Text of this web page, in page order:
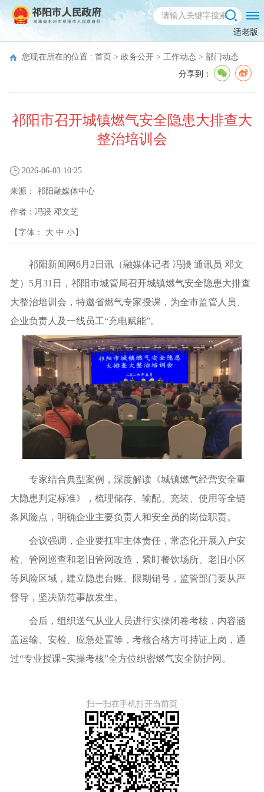
适老版
您现在所在的位置 : 首页 > 政务公开 > 工作动态 > 部门动态
分享到：
祁阳市召开城镇燃气安全隐患大排查大
整治培训会
2026-06-03 10:25
来源： 祁阳融媒体中心
作者： 冯骎 邓文芝
【字体： 大 中 小】
祁阳新闻网6月2日讯（融媒体记者 冯骎 通讯员 邓文
芝）5月31日，祁阳市城管局召开城镇燃气安全隐患大排查
大整治培训会，特邀省燃气专家授课，为全市监管人员、
企业负责人及一线员工“充电赋能”。
专家结合典型案例，深度解读《城镇燃气经营安全重
大隐患判定标准》，梳理储存、输配、充装、使用等全链
条风险点，明确企业主要负责人和安全员的岗位职责。
会议强调，企业要扛牢主体责任，常态化开展入户安
检、管网巡查和老旧管网改造，紧盯餐饮场所、老旧小区
等风险区域，建立隐患台账、限期销号，监管部门要从严
督导，坚决防范事故发生。
会后，组织送气从业人员进行实操闭卷考核，内容涵
盖运输、安检、应急处置等，考核合格方可持证上岗，通
过“专业授课+实操考核”全方位织密燃气安全防护网。
扫一扫在手机打开当前页